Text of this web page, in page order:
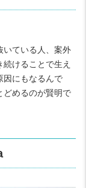
いている人、案外
けることで生え
因にもなるんで
どめるのが賢明で